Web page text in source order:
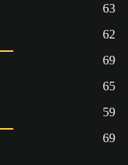
63
62
69
65
59
69